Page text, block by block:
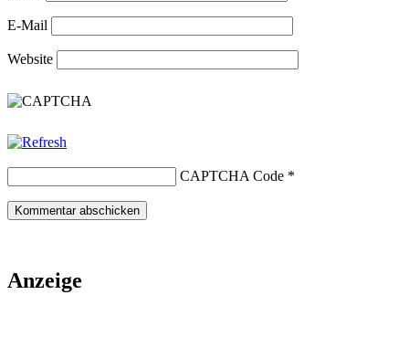
E-Mail
Website
CAPTCHA Code *
Anzeige